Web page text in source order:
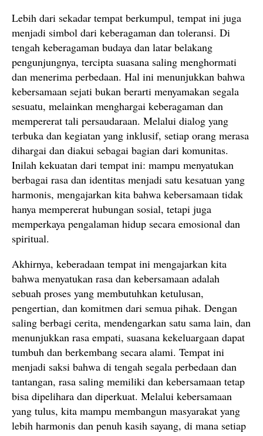
Lebih dari sekadar tempat berkumpul, tempat ini juga
menjadi simbol dari keberagaman dan toleransi. Di
tengah keberagaman budaya dan latar belakang
pengunjungnya, tercipta suasana saling menghormati
dan menerima perbedaan. Hal ini menunjukkan bahwa
kebersamaan sejati bukan berarti menyamakan segala
sesuatu, melainkan menghargai keberagaman dan
mempererat tali persaudaraan. Melalui dialog yang
terbuka dan kegiatan yang inklusif, setiap orang merasa
dihargai dan diakui sebagai bagian dari komunitas.
Inilah kekuatan dari tempat ini: mampu menyatukan
berbagai rasa dan identitas menjadi satu kesatuan yang
harmonis, mengajarkan kita bahwa kebersamaan tidak
hanya mempererat hubungan sosial, tetapi juga
memperkaya pengalaman hidup secara emosional dan
spiritual.
Akhirnya, keberadaan tempat ini mengajarkan kita
bahwa menyatukan rasa dan kebersamaan adalah
sebuah proses yang membutuhkan ketulusan,
pengertian, dan komitmen dari semua pihak. Dengan
saling berbagi cerita, mendengarkan satu sama lain, dan
menunjukkan rasa empati, suasana kekeluargaan dapat
tumbuh dan berkembang secara alami. Tempat ini
menjadi saksi bahwa di tengah segala perbedaan dan
tantangan, rasa saling memiliki dan kebersamaan tetap
bisa dipelihara dan diperkuat. Melalui kebersamaan
yang tulus, kita mampu membangun masyarakat yang
lebih harmonis dan penuh kasih sayang, di mana setiap